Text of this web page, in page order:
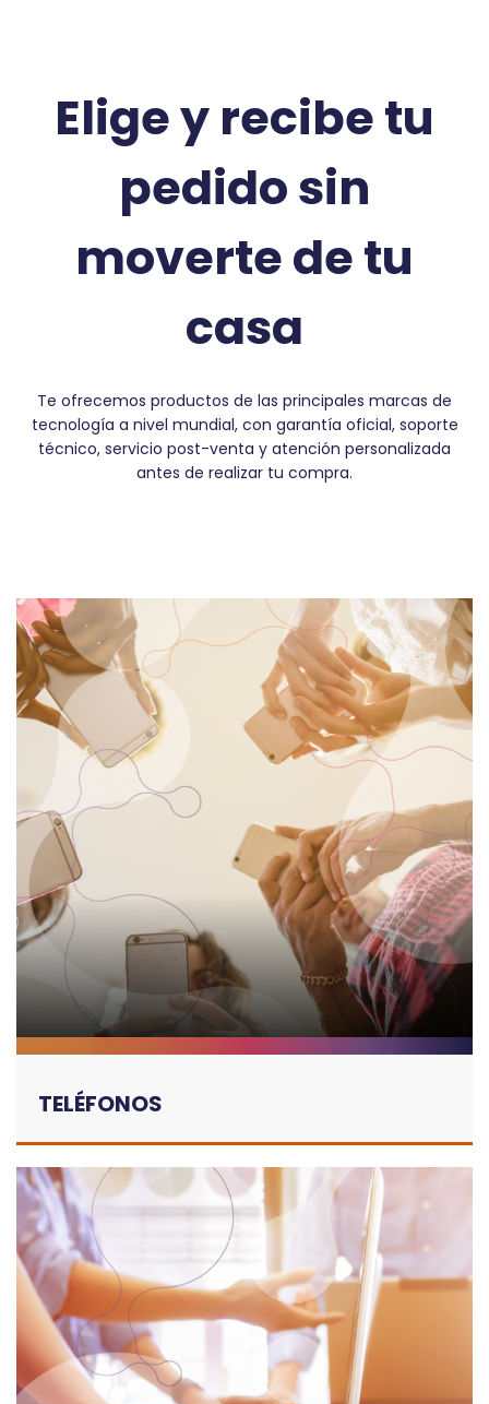
Elige y recibe tu
pedido sin
moverte de tu
casa
Te ofrecemos productos de las principales marcas de
tecnología a nivel mundial, con garantía oficial, soporte
técnico, servicio post-venta y atención personalizada
antes de realizar tu compra.
TELÉFONOS